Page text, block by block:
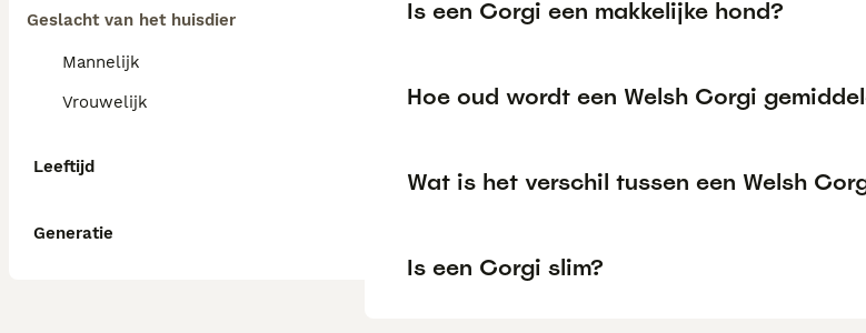
Geslacht van het huisdier
Mannelijk
Vrouwelijk
Leeftijd
Generatie
Is een Corgi een makkelijke hond?
Hoe oud wordt een Welsh Corgi
Wat is het verschil tussen een Welsh
Is een Corgi slim?